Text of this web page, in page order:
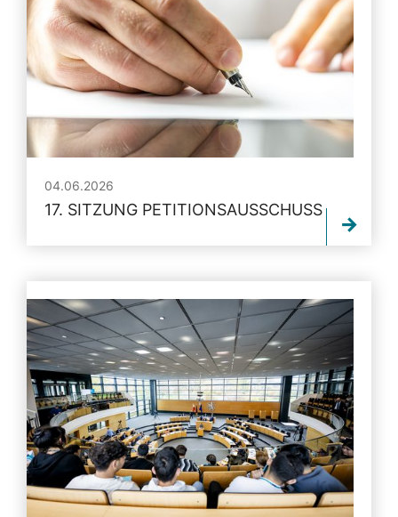
04.06.2026
17. SITZUNG PETITIONSAUSSCHUSS